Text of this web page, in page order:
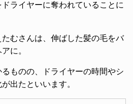
ドライヤーに奪われていることに
むさんは、伸ばした髪の毛をバ
に。
ものの、ドライヤーの時間やシ
出たといいます。